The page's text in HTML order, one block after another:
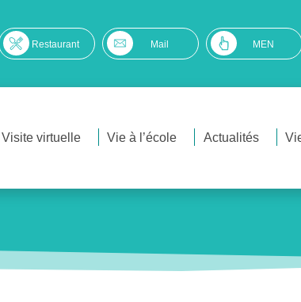
Restaurant Mail MEN
Visite virtuelle Vie à l’école Actualités